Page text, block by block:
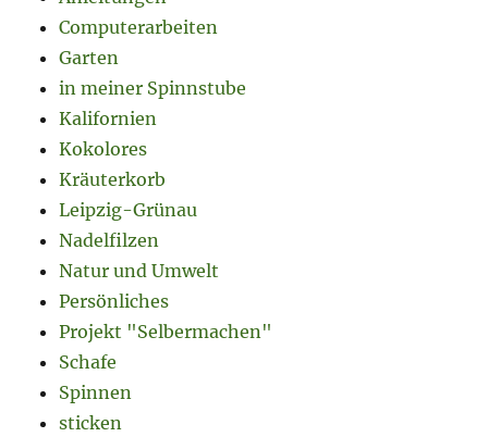
Computerarbeiten
Garten
in meiner Spinnstube
Kalifornien
Kokolores
Kräuterkorb
Leipzig-Grünau
Nadelfilzen
Natur und Umwelt
Persönliches
Projekt "Selbermachen"
Schafe
Spinnen
sticken